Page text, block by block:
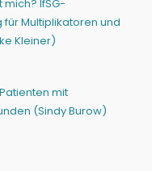
IfSG-
Multiplikatoren und
Kleiner)
mit
(Sindy Burow)